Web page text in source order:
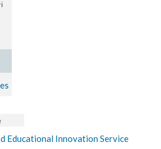
Educational Innovation Service